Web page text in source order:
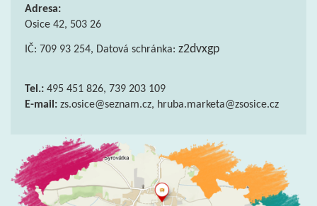
Adresa:
Osice 42, 503 26
IČ: 709 93 254, Datová schránka: z2dvxgp
Tel.: 495 451 826, 739 203 109
E-mail: zs.osice@seznam.cz, hruba.marketa@zsosice.cz